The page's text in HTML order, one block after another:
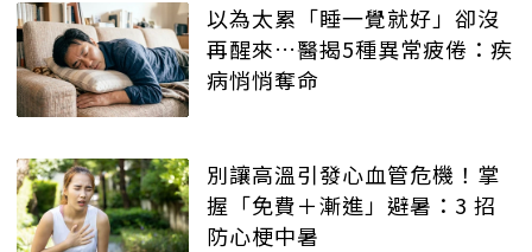
以為太累「睡一覺就好」卻沒
再醒來…醫揭5種異常疲倦：疾
病悄悄奪命
別讓高溫引發心血管危機！掌
握「免費＋漸進」避暑：3 招
防心梗中暑